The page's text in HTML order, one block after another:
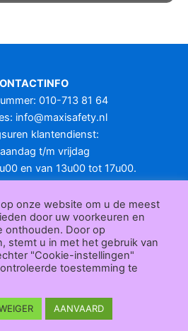
variaties.
optie
gekozen
worden
op
productpagina
010-713 81 64
info@maxisafety.nl
klantendienst:
t/m vrijdag
en van 13u00 tot 17u00.
Over
|Bestelprocedure | Betaling
|Herroepingsfunctie
|Bedrukken|Contact
© 2026
onze website om u de meest
door uw voorkeuren en
onthouden. Door op
stemt u in met het gebruik van
"Cookie-instellingen"
toestemming te
AANVAARD